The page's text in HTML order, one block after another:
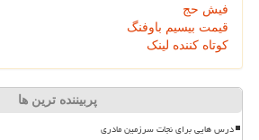
فیش حج
قیمت بیسیم باوفنگ
کوتاه کننده لینک
پربیننده ترین ها
درس هایی برای نجات سرزمین مادری